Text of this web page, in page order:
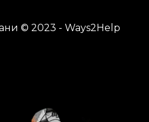
© 2023 - Ways2Help